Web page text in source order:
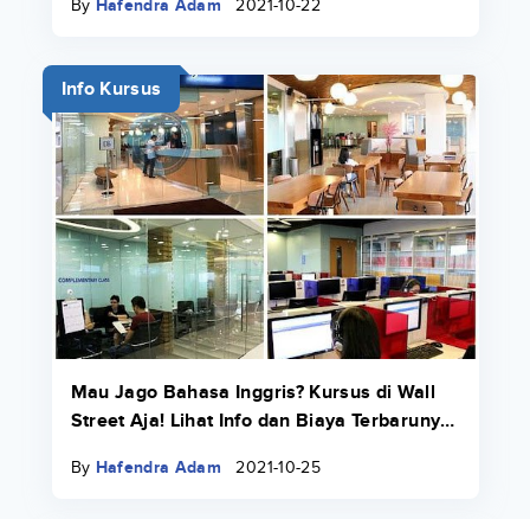
By Hafendra Adam 2021-10-22
Info Kursus
Mau Jago Bahasa Inggris? Kursus di Wall
Street Aja! Lihat Info dan Biaya Terbarunya
By Hafendra Adam 2021-10-25